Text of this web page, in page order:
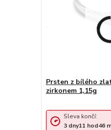
Prsten z bílého
zirkonem 1,15g
Sleva končí:
3 dny11 hod46